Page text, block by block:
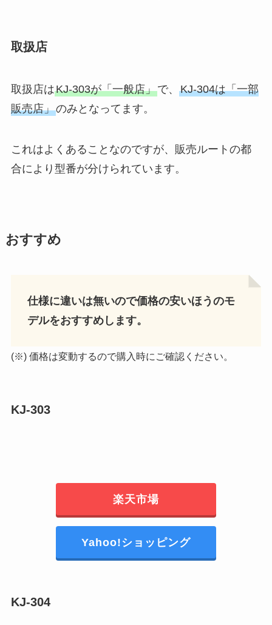
取扱店
取扱店はKJ-303が「一般店」で、 KJ-304は「一部
販売店」のみとなってます。
これはよくあることなのですが、販売ルートの都
合により型番が分けられています。
おすすめ
仕様に違いは無いので価格の安いほうのモ
デルをおすすめします。
(※) 価格は変動するので購入時にご確認ください。
KJ-303
楽天市場
Yahoo!ショッピング
KJ-304